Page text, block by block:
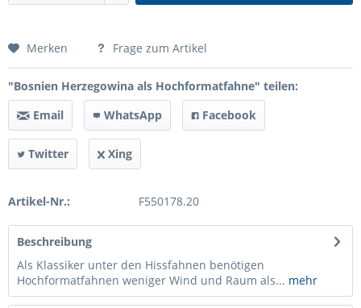
Preis anfragen
Merken Frage zum Artikel
"Bosnien Herzegowina als Hochformatfahne" teilen:
Email
WhatsApp Facebook
Twitter Xing
Artikel-Nr.: F550178.20
Beschreibung
Als Klassiker unter den Hissfahnen benötigen
Hochformatfahnen weniger Wind und Raum als... mehr